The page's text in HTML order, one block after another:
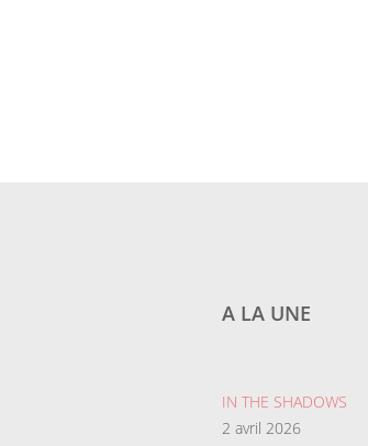
A LA UNE
IN THE SHADOWS
2 avril 2026